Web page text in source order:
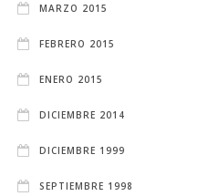
MARZO 2015
FEBRERO 2015
ENERO 2015
DICIEMBRE 2014
DICIEMBRE 1999
SEPTIEMBRE 1998